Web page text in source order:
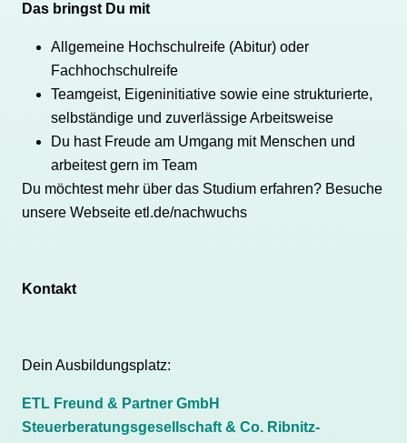
Das bringst Du mit
Allgemeine Hochschulreife (Abitur) oder
Fachhochschulreife
Teamgeist, Eigeninitiative sowie eine strukturierte,
selbständige und zuverlässige Arbeitsweise
Du hast Freude am Umgang mit Menschen und
arbeitest gern im Team
Du möchtest mehr über das Studium erfahren? Besuche
unsere Webseite etl.de/nachwuchs
Kontakt
Dein Ausbildungsplatz:
ETL Freund & Partner GmbH
Steuerberatungsgesellschaft & Co. Ribnitz-